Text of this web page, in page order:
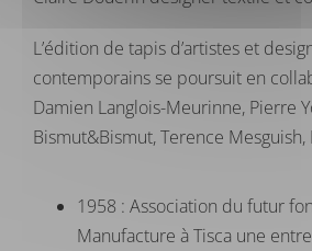
L’édition de tapis d’artistes et
contemporains se poursuit en
Damien Langlois-Meurinne, Pierre
Bismut&Bismut, Terence
1958 : Association du futur
Manufacture à Tisca une